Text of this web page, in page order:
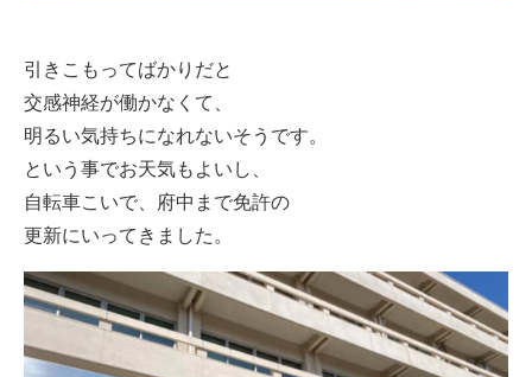
引きこもってばかりだと
交感神経が働かなくて、
明るい気持ちになれないそうです。
という事でお天気もよいし、
自転車こいで、府中まで免許の
更新にいってきました。